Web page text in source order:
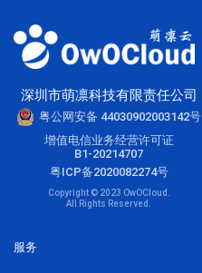
深圳市萌凛科技有限责任公司
粤公网安备 44030902003142号
增值电信业务经营许可证
B1-20214707
粤ICP备2020082274号
Copyright © 2023 OwOCloud.
All Rights Reserved.
服务